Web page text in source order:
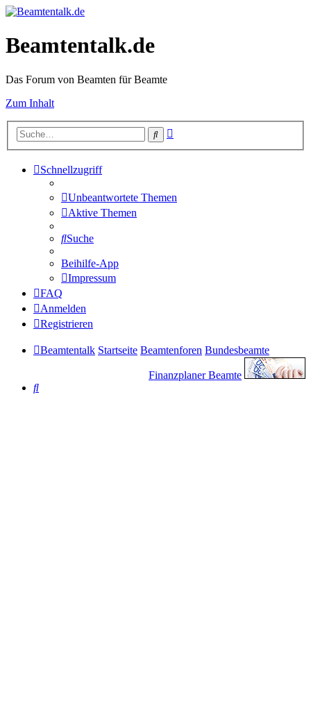
Beamtentalk.de
Das Forum von Beamten für Beamte
Zum Inhalt
Suche
Schnellzugriff
Unbeantwortete Themen
Aktive Themen
Suche
Beihilfe-App
Impressum
FAQ
Anmelden
Registrieren
Beamtentalk Startseite Beamtenforen Bundesbeamte
Finanzplaner Beamte
Suche